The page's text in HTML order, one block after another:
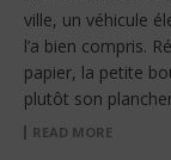
ville, un véhicule
l’a bien compris.
papier, la petite
plutôt son
READ MORE